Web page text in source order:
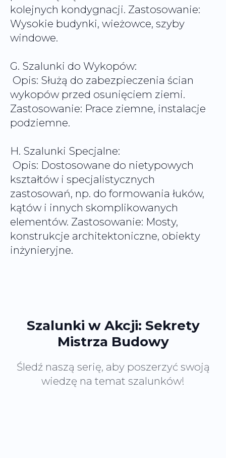
kolejnych kondygnacji. Zastosowanie:
Wysokie budynki, wieżowce, szyby
windowe.
G. Szalunki do Wykopów:
Opis: Służą do zabezpieczenia ścian
wykopów przed osunięciem ziemi.
Zastosowanie: Prace ziemne, instalacje
podziemne.
H. Szalunki Specjalne:
Opis: Dostosowane do nietypowych
kształtów i specjalistycznych
zastosowań, np. do formowania łuków,
kątów i innych skomplikowanych
elementów. Zastosowanie: Mosty,
konstrukcje architektoniczne, obiekty
inżynieryjne.
Szalunki w Akcji: Sekrety
Mistrza Budowy
Śledź naszą serię, aby poszerzyć swoją
wiedzę na temat szalunków!